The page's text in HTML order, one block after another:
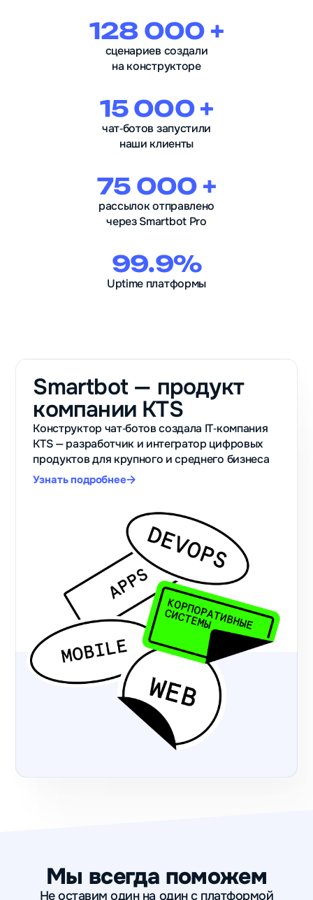
128 000 +
сценариев создали
на конструкторе
15 000 +
чат‑ботов запустили
наши клиенты
75 000 +
рассылок отправлено
через Smartbot Pro
99.9%
Uptime платформы
Smartbot — продукт
компании KTS
Конструктор чат‑ботов создала IT‑компания
KTS — разработчик и интегратор цифровых
продуктов для крупного и среднего бизнеса
Узнать подробнее
Мы всегда поможем
Не оставим один на один с платформой